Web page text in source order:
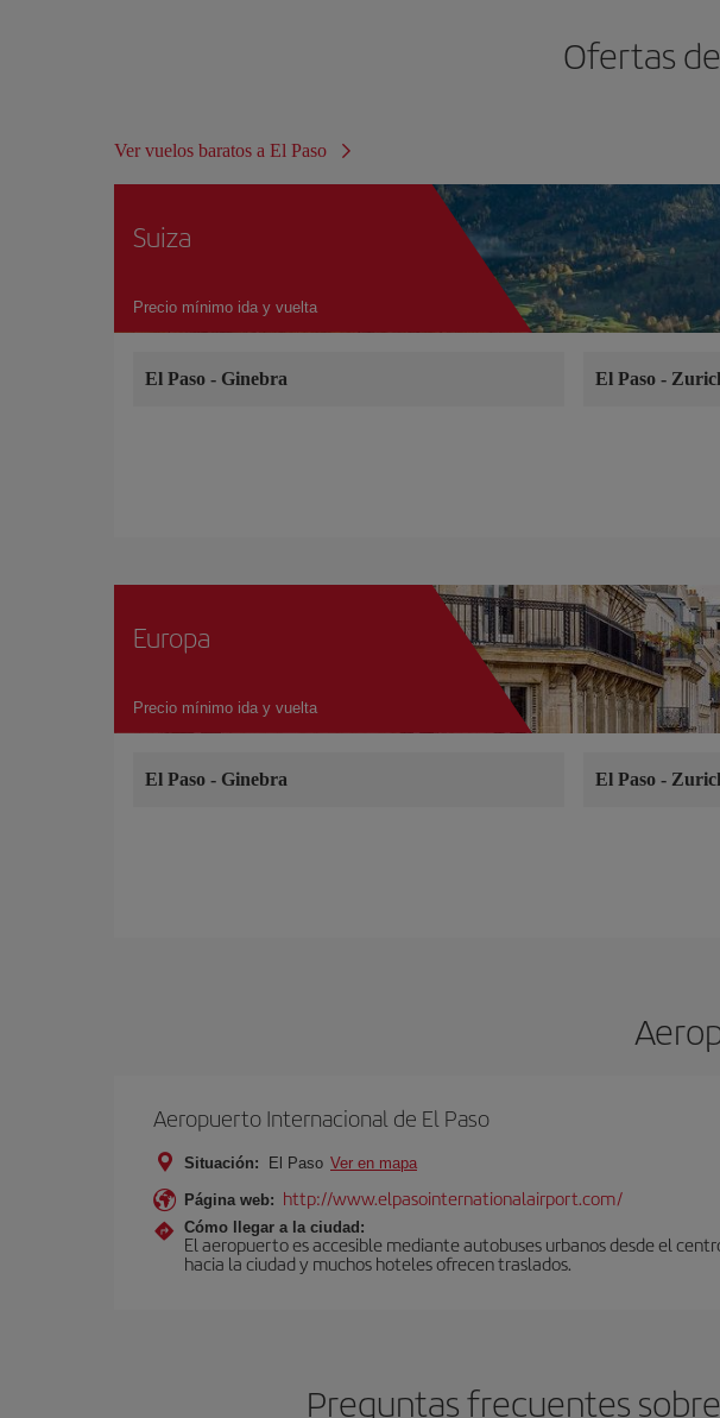
Ofertas
Ver vuelos baratos a El Paso
Suiza
Precio mínimo ida y vuelta
El Paso - Ginebra El Paso -
Europa
Precio mínimo ida y vuelta
El Paso - Ginebra El Paso -
Aeropuerto Internacional de El Paso
Situación: El Paso Ver en mapa
Página web: http://www.elpasointernationalairport.com/
Cómo llegar a la ciudad:
El aeropuerto es accesible mediante autobuses urbanos desde el
hacia la ciudad y muchos hoteles ofrecen traslados.
Preguntas frecuentes